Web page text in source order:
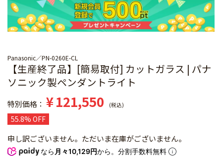
Panasonic PN-0260E-CL
【生産終了品】[簡易取付] カットガラス | パナ
ソニック製ペンダントライト
特別価格 ¥121,550 税込
55.8% OFF
申し訳ございません。ただいま在庫がございません。
なら 月々10,129円から。分割手数料無料